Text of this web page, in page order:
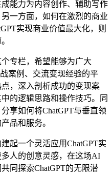
能力为内容创作、辅助写作
一方面，如何在激烈的商业
实现商业价值最大化，则
专栏，希望能够为广大
案例、交流变现经验的平
，深入剖析成功的变现案
的逻辑思路和操作技巧。同
享如何将ChatGPT与垂直领
品和服务。
起一个灵活应用ChatGPT实
人的创意灵感，在这场AI
同探索ChatGPT的无限潜